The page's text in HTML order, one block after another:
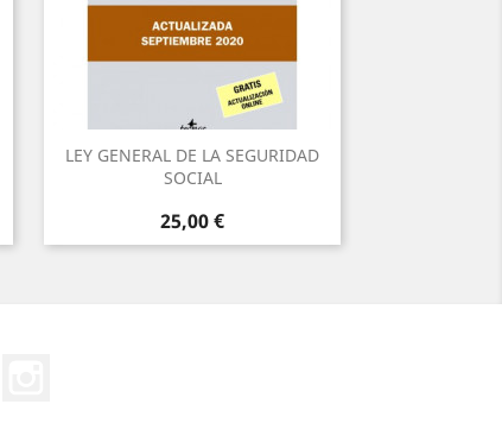
LEY GENERAL DE LA SEGURIDAD
SOCIAL
Precio
25,00 €